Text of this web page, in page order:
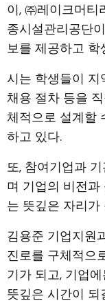
이, ㈜레이크머티
종시설관리공단
보를 제공하고
시는 학생들이 지
채용 절차 등을
체적으로 설계할
하고 있다.
또, 참여기업과
며 기업의 비전
는 뜻깊은 자리가
김용준 기업지원
진로를 구체적으
기가 되고, 기업
뜻깊은 시간이 되